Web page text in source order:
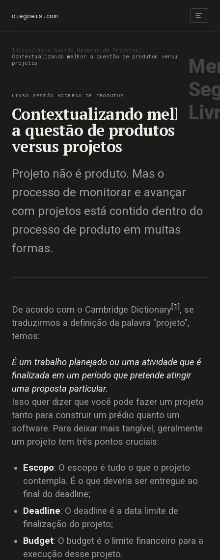
diegoeis.com
Início /Livro Gestão Moderna de Produtos /
Contextualizando melhor a questão de produtos versus
projetos
LIVRO GESTÃO MODERNA DE PRODUTOS
Contextualizando melhor
a questão de produtos
versus projetos
Projeto não é produto. Mas o
processo de monitorar e avançar
com projetos está contido dentro do
processo de produto em muitas
formas.
De acordo com o Cambridge Dictionary[1], se
traduzirmos a definição da palavra "projeto",
temos:
É um trabalho planejado ou uma atividade que é
finalizada em um período que pretende atingir
uma proposta particular.
Isso quer dizer que você pode fazer um projeto
tanto para construir um prédio quanto um
software. Para deixar mais tangível, geralmente
um projeto tem três pontos cruciais:
Escopo: O escopo é tudo o que o projeto
contempla. É o que deveria ser entregue ao
final do deadline;
Deadline: O deadline é a data limite de
finalização do projeto;
Budget: O budget é o limite financeiro para a
execução desse projeto.